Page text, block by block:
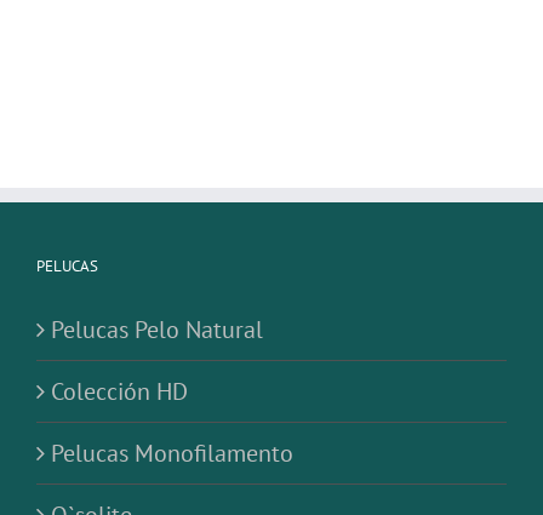
PELUCAS
Pelucas Pelo Natural
Colección HD
Pelucas Monofilamento